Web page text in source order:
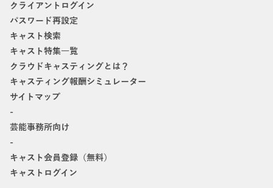
クライアントログイン
パスワード再設定
キャスト検索
キャスト特集一覧
クラウドキャスティングとは？
キャスティング報酬シミュレーター
サイトマップ
-
芸能事務所向け
-
キャスト会員登録（無料）
キャストログイン